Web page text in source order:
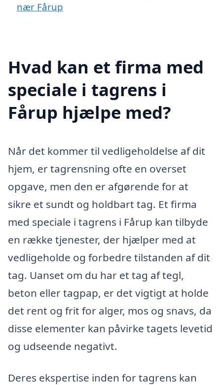
nær Fårup
Hvad kan et firma med
speciale i tagrens i
Fårup hjælpe med?
Når det kommer til vedligeholdelse af dit
hjem, er tagrensning ofte en overset
opgave, men den er afgørende for at
sikre et sundt og holdbart tag. Et firma
med speciale i tagrens i Fårup kan tilbyde
en række tjenester, der hjælper med at
vedligeholde og forbedre tilstanden af dit
tag. Uanset om du har et tag af tegl,
beton eller tagpap, er det vigtigt at holde
det rent og frit for alger, mos og snavs, da
disse elementer kan påvirke tagets levetid
og udseende negativt.
Deres ekspertise inden for tagrens kan